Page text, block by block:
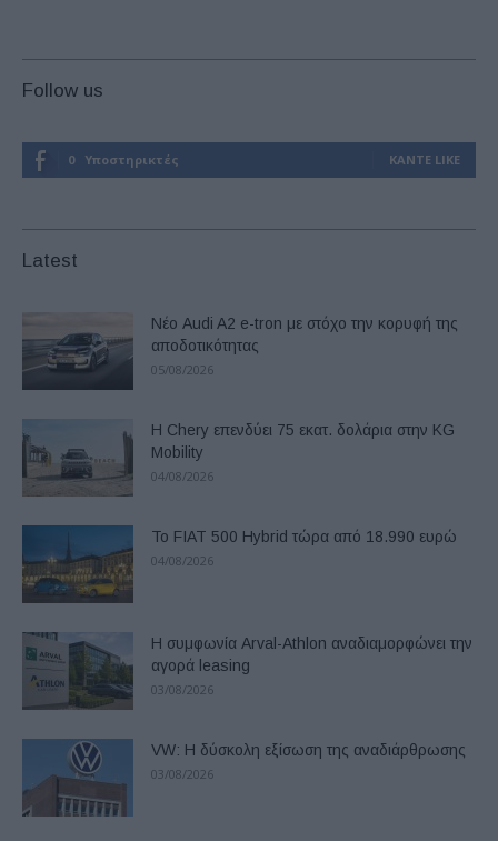
Follow us
0 Υποστηρικτές ΚΆΝΤΕ LIKE
Latest
Νέο Audi A2 e-tron με στόχο την κορυφή της
αποδοτικότητας
05/08/2026
Η Chery επενδύει 75 εκατ. δολάρια στην KG
Mobility
04/08/2026
Το FIAT 500 Hybrid τώρα από 18.990 ευρώ
04/08/2026
Η συμφωνία Arval-Athlon αναδιαμορφώνει την
αγορά leasing
03/08/2026
VW: Η δύσκολη εξίσωση της αναδιάρθρωσης
03/08/2026